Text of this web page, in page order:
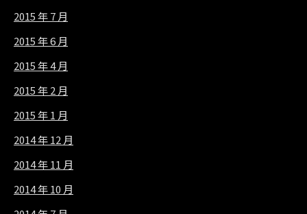
2015 年 7 月
2015 年 6 月
2015 年 4 月
2015 年 2 月
2015 年 1 月
2014 年 12 月
2014 年 11 月
2014 年 10 月